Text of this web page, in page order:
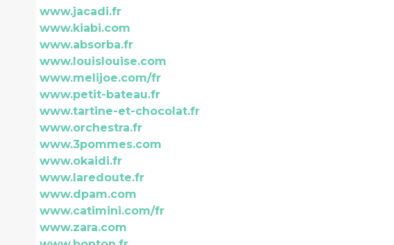
www.jacadi.fr
www.kiabi.com
www.absorba.fr
www.louislouise.com
www.melijoe.com/fr
www.petit-bateau.fr
www.tartine-et-chocolat.fr
www.orchestra.fr
www.3pommes.com
www.okaidi.fr
www.laredoute.fr
www.dpam.com
www.catimini.com/fr
www.zara.com